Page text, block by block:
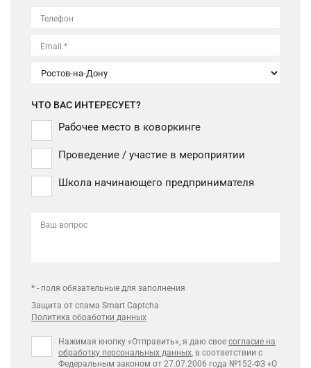
Телефон
Email *
ЧТО ВАС ИНТЕРЕСУЕТ?
Рабочее место в коворкинге
Проведение / участие в мероприятии
Школа начинающего предпринимателя
Ваш вопрос
* - поля обязательные для заполнения
Защита от спама Smart Captcha
Политика обработки данных
Нажимая кнопку «Отправить», я даю свое согласие на
обработку персональных данных, в соответствии с
Федеральным законом от 27.07.2006 года №152-ФЗ «О